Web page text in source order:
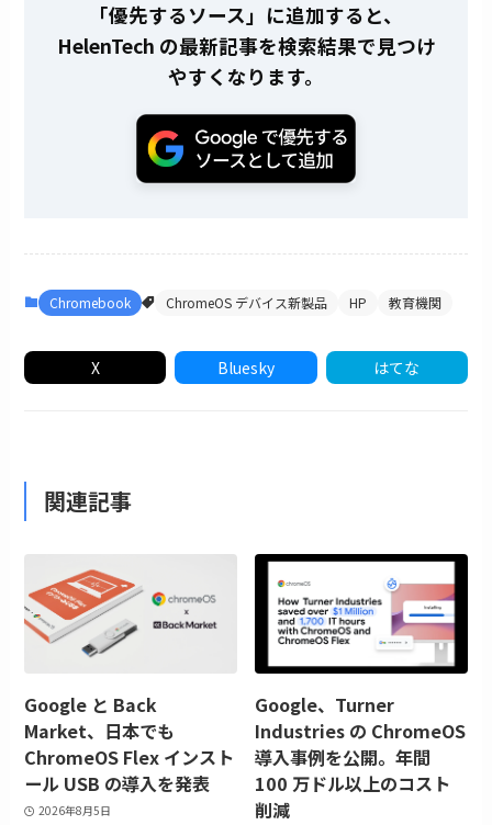
「優先するソース」に追加すると、
HelenTech の最新記事を検索結果で見つけ
やすくなります。
Chromebook ChromeOS デバイス新製品 HP 教育機関
X Bluesky はてな
関連記事
Google と Back
Market、日本でも
ChromeOS Flex インスト
ール USB の導入を発表
2026年8月5日
Google、Turner
Industries の ChromeOS
導入事例を公開。年間
100 万ドル以上のコスト
削減